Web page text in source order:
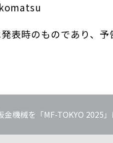
時のものであり、予
機械を「MF-TOKYO 2025